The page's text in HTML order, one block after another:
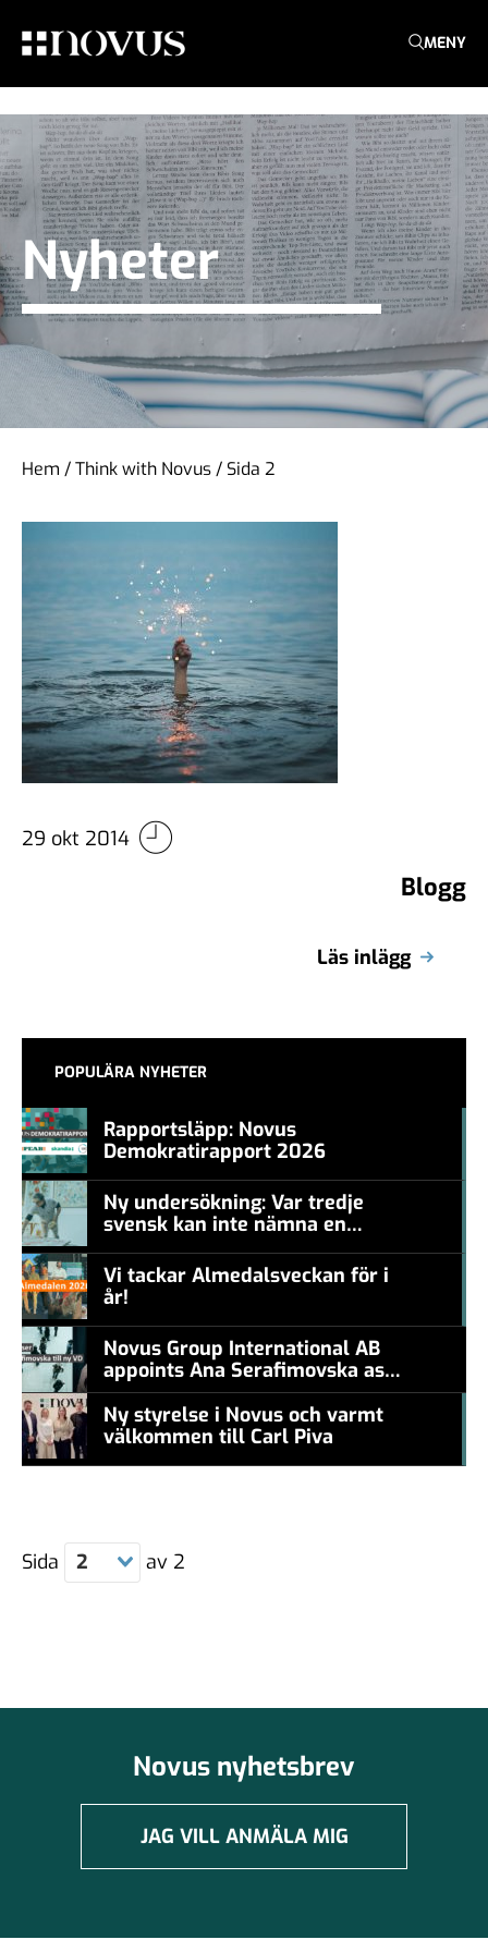
MENY
Nyheter
Hem /Think with Novus/ Sida 2
29 okt 2014
Blogg
Läs inlägg
POPULÄRA NYHETER
Rapportsläpp: Novus
Demokratirapport 2026
Ny undersökning: Var tredje
svensk kan inte nämna en
Vi tackar Almedalsveckan för i
år!
Novus Group International AB
appoints Ana Serafimovska as
new CEO
Ny styrelse i Novus och varmt
välkommen till Carl Piva
Sida 2 av 2
Novus nyhetsbrev
JAG VILL ANMÄLA MIG